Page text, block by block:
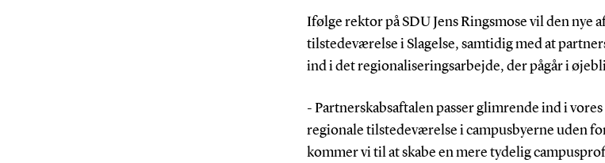
Ifølge rektor på SDU Jens Ringsmose vil den nye
tilstedeværelse i Slagelse, samtidig med at
ind i det regionaliseringsarbejde, der pågår i
- Partnerskabsaftalen passer glimrende ind i
regionale tilstedeværelse i campusbyerne uden
kommer vi til at skabe en mere tydelig